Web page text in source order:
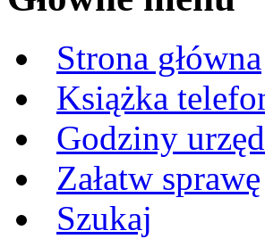
Strona główna
Książka
Godziny
Załatw sprawę
Szukaj